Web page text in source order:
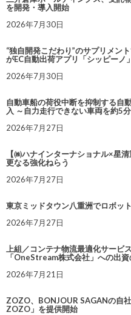
を開発・導入開始
2026年7月30日
“独自開発こだわり”のサプリメン
がEC自動出荷アプリ「シッピーノ
2026年7月30日
自動車船の荷役中断を抑制する自
入 ～自力走行できない車両を約5
2026年7月27日
【㈱ハナインターナショナル×星
更なる強化ねらう
2026年7月27日
東京ミッドタウン八重洲でロボッ
2026年7月27日
上組／コンテナ物流最適化サービ
「OneStream株式会社」への出
2026年7月21日
ZOZO、BONJOUR SAGANの自
ZOZO」を提供開始